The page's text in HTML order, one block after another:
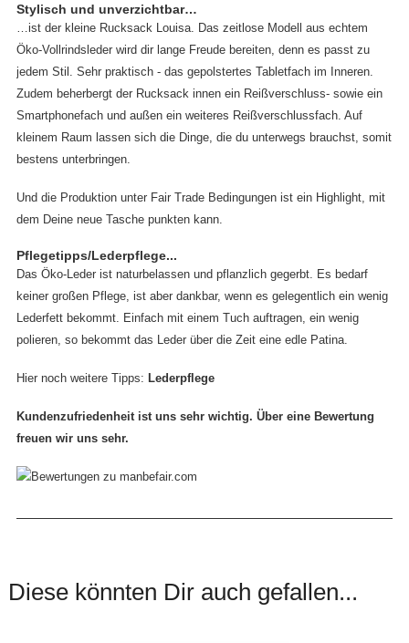
Stylisch und unverzichtbar…
…ist der kleine Rucksack Louisa. Das zeitlose Modell aus echtem
Öko-Vollrindsleder wird dir lange Freude bereiten, denn es passt zu
jedem Stil. Sehr praktisch - das gepolstertes Tabletfach im Inneren.
Zudem beherbergt der Rucksack innen ein Reißverschluss- sowie ein
Smartphonefach und außen ein weiteres Reißverschlussfach. Auf
kleinem Raum lassen sich die Dinge, die du unterwegs brauchst, somit
bestens unterbringen.
Und die Produktion unter Fair Trade Bedingungen ist ein Highlight, mit
dem Deine neue Tasche punkten kann.
Pflegetipps/Lederpflege...
Das Öko-Leder ist naturbelassen und pflanzlich gegerbt. Es bedarf
keiner großen Pflege, ist aber dankbar, wenn es gelegentlich ein wenig
Lederfett bekommt. Einfach mit einem Tuch auftragen, ein wenig
polieren, so bekommt das Leder über die Zeit eine edle Patina.
Hier noch weitere Tipps: Lederpflege
Kundenzufriedenheit ist uns sehr wichtig. Über eine Bewertung
freuen wir uns sehr.
Diese könnten Dir auch gefallen...